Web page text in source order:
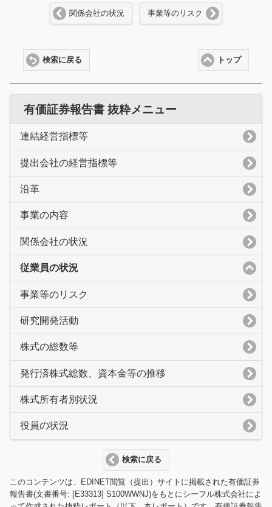
関係会社の状況 事業等のリスク
トップ
検索に戻る
有価証券報告書 抜粋メニュー
連結経営指標等
提出会社の経営指標等
沿革
事業の内容
関係会社の状況
従業員の状況
事業等のリスク
研究開発活動
株式の総数等
発行済株式総数、資本金等の推移
株式所有者別状況
役員の状況
検索に戻る
このコンテンツは、EDINET閲覧（提出）サイトに掲載された有価証券
報告書(文書番号: [E33313] S100WWNJ)をもとにシーフル株式会社によ